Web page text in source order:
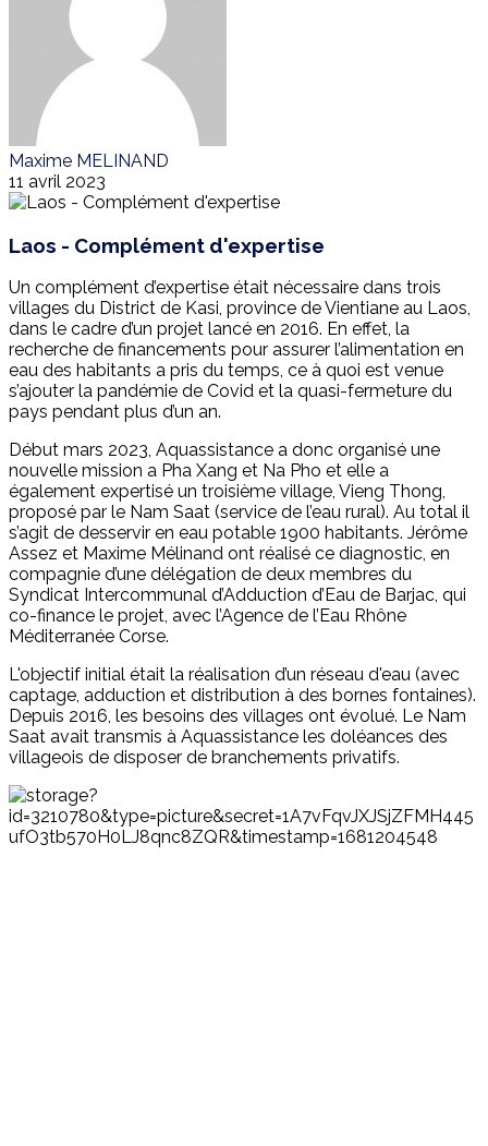
Maxime MELINAND
11 avril 2023
Laos - Complément d'expertise
Un complément d’expertise était nécessaire dans trois
villages du District de Kasi, province de Vientiane au Laos,
dans le cadre d’un projet lancé en 2016. En effet, la
recherche de financements pour assurer l’alimentation en
eau des habitants a pris du temps, ce à quoi est venue
s’ajouter la pandémie de Covid et la quasi-fermeture du
pays pendant plus d’un an.
Début mars 2023, Aquassistance a donc organisé une
nouvelle mission a Pha Xang et Na Pho et elle a
également expertisé un troisième village, Vieng Thong,
proposé par le Nam Saat (service de l’eau rural). Au total il
s’agit de desservir en eau potable 1900 habitants. Jérôme
Assez et Maxime Mélinand ont réalisé ce diagnostic, en
compagnie d’une délégation de deux membres du
Syndicat Intercommunal d’Adduction d’Eau de Barjac, qui
co-finance le projet, avec l’Agence de l’Eau Rhône
Méditerranée Corse.
L'objectif initial était la réalisation d’un réseau d'eau (avec
captage, adduction et distribution à des bornes fontaines).
Depuis 2016, les besoins des villages ont évolué. Le Nam
Saat avait transmis à Aquassistance les doléances des
villageois de disposer de branchements privatifs.